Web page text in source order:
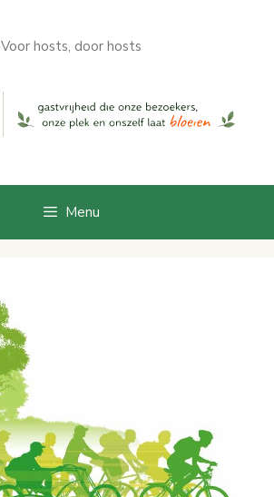
Voor hosts, door hosts
Menu